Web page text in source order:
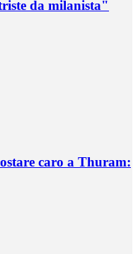
da milanista"
caro a Thuram: